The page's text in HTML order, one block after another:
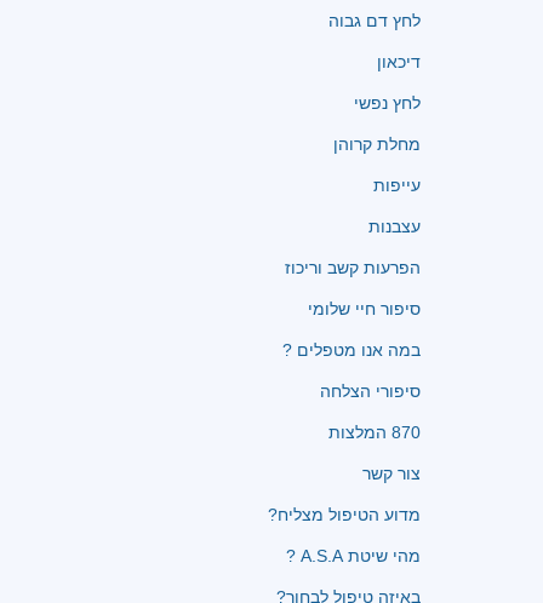
לחץ דם גבוה
דיכאון
לחץ נפשי
מחלת קרוהן
עייפות
עצבנות
הפרעות קשב וריכוז
סיפור חיי שלומי
במה אנו מטפלים ?
סיפורי הצלחה
870 המלצות
צור קשר
מדוע הטיפול מצליח?
מהי שיטת A.S.A ?
באיזה טיפול לבחור?